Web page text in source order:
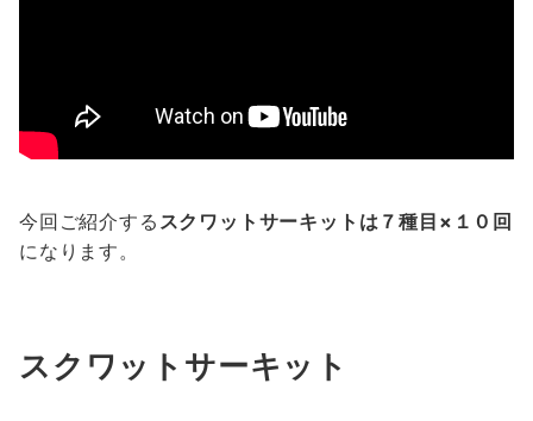
今回ご紹介する スクワットサーキットは７種目×１０回
になります。
スクワットサーキット